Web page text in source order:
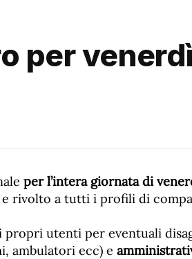
per
per l’intera giornata di
e rivolto a tutti i profili di
propri utenti per eventuali
ambulatori ecc) e